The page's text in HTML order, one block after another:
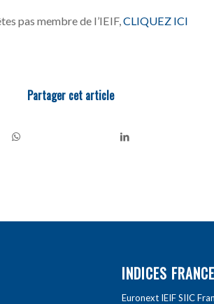
pas membre de l’IEIF,CLIQUEZ ICI
Partager cet article
INDICES FRANCE
Euronext IEIF SIIC